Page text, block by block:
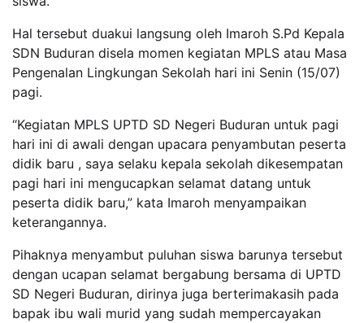
Hal tersebut duakui langsung oleh Imaroh S.Pd Kepala
SDN Buduran disela momen kegiatan MPLS atau Masa
Pengenalan Lingkungan Sekolah hari ini Senin (15/07)
pagi.
“Kegiatan MPLS UPTD SD Negeri Buduran untuk pagi
hari ini di awali dengan upacara penyambutan peserta
didik baru , saya selaku kepala sekolah dikesempatan
pagi hari ini mengucapkan selamat datang untuk
peserta didik baru,” kata Imaroh menyampaikan
keterangannya.
Pihaknya menyambut puluhan siswa barunya tersebut
dengan ucapan selamat bergabung bersama di UPTD
SD Negeri Buduran, dirinya juga berterimakasih pada
bapak ibu wali murid yang sudah mempercayakan